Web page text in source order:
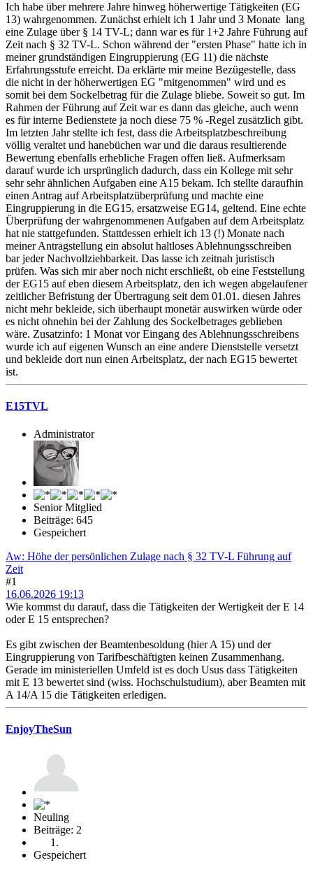
Ich habe über mehrere Jahre hinweg höherwertige Tätigkeiten (EG
13) wahrgenommen. Zunächst erhielt ich 1 Jahr und 3 Monate lang
eine Zulage über § 14 TV-L; dann war es für 1+2 Jahre Führung auf
Zeit nach § 32 TV-L. Schon während der "ersten Phase" hatte ich in
meiner grundständigen Eingruppierung (EG 11) die nächste
Erfahrungsstufe erreicht. Da erklärte mir meine Bezügestelle, dass
die nicht in der höherwertigen EG "mitgenommen" wird und es
somit bei dem Sockelbetrag für die Zulage bliebe. Soweit so gut. Im
Rahmen der Führung auf Zeit war es dann das gleiche, auch wenn
es für interne Bedienstete ja noch diese 75 % -Regel zusätzlich gibt.
Im letzten Jahr stellte ich fest, dass die Arbeitsplatzbeschreibung
völlig veraltet und hanebüchen war und die daraus resultierende
Bewertung ebenfalls erhebliche Fragen offen ließ. Aufmerksam
darauf wurde ich ursprünglich dadurch, dass ein Kollege mit sehr
sehr sehr ähnlichen Aufgaben eine A15 bekam. Ich stellte daraufhin
einen Antrag auf Arbeitsplatzüberprüfung und machte eine
Eingruppierung in die EG15, ersatzweise EG14, geltend. Eine echte
Überprüfung der wahrgenommenen Aufgaben auf dem Arbeitsplatz
hat nie stattgefunden. Stattdessen erhielt ich 13 (!) Monate nach
meiner Antragstellung ein absolut haltloses Ablehnungsschreiben
bar jeder Nachvollziehbarkeit. Das lasse ich zeitnah juristisch
prüfen. Was sich mir aber noch nicht erschließt, ob eine Feststellung
der EG15 auf eben diesem Arbeitsplatz, den ich wegen abgelaufener
zeitlicher Befristung der Übertragung seit dem 01.01. diesen Jahres
nicht mehr bekleide, sich überhaupt monetär auswirken würde oder
es nicht ohnehin bei der Zahlung des Sockelbetrages geblieben
wäre. Zusatzinfo: 1 Monat vor Eingang des Ablehnungsschreibens
wurde ich auf eigenen Wunsch an eine andere Dienststelle versetzt
und bekleide dort nun einen Arbeitsplatz, der nach EG15 bewertet
ist.
E15TVL
Administrator
Senior Mitglied
Beiträge: 645
Gespeichert
Aw: Höhe der persönlichen Zulage nach § 32 TV-L Führung auf
Zeit
#1
16.06.2026 19:13
Wie kommst du darauf, dass die Tätigkeiten der Wertigkeit der E 14
oder E 15 entsprechen?
Es gibt zwischen der Beamtenbesoldung (hier A 15) und der
Eingruppierung von Tarifbeschäftigten keinen Zusammenhang.
Gerade im ministeriellen Umfeld ist es doch Usus dass Tätigkeiten
mit E 13 bewertet sind (wiss. Hochschulstudium), aber Beamten mit
A 14/A 15 die Tätigkeiten erledigen.
EnjoyTheSun
Neuling
Beiträge: 2
Gespeichert